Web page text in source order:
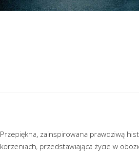
Przepiękna, zainspirowana prawdziwą
korzeniach, przedstawiająca życie w